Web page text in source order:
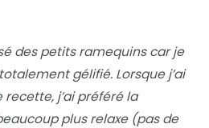
des petits ramequins car je
gélifié. Lorsque j’ai
j’ai préféré la
plus relaxe (pas de